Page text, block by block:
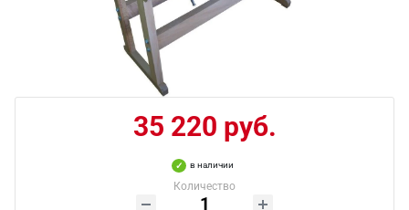
35 220 руб.
в наличии
Количество